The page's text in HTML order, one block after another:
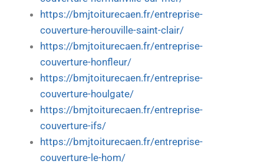
https://bmjtoiturecaen.fr/entreprise-
couverture-herouville-saint-clair/
https://bmjtoiturecaen.fr/entreprise-
couverture-honfleur/
https://bmjtoiturecaen.fr/entreprise-
couverture-houlgate/
https://bmjtoiturecaen.fr/entreprise-
couverture-ifs/
https://bmjtoiturecaen.fr/entreprise-
couverture-le-hom/